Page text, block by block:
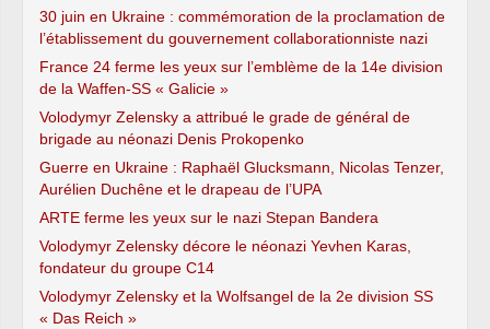
30 juin en Ukraine : commémoration de la proclamation de
l’établissement du gouvernement collaborationniste nazi
France 24 ferme les yeux sur l’emblème de la 14e division
de la Waffen-SS « Galicie »
Volodymyr Zelensky a attribué le grade de général de
brigade au néonazi Denis Prokopenko
Guerre en Ukraine : Raphaël Glucksmann, Nicolas Tenzer,
Aurélien Duchêne et le drapeau de l’UPA
ARTE ferme les yeux sur le nazi Stepan Bandera
Volodymyr Zelensky décore le néonazi Yevhen Karas,
fondateur du groupe C14
Volodymyr Zelensky et la Wolfsangel de la 2e division SS
« Das Reich »